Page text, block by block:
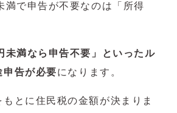
満で申告が不要なのは「所得
未満なら申告不要」といったル
申告が必要になります。
とに住民税の金額が決まりま